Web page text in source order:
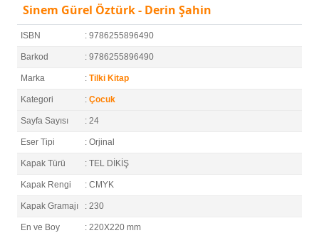
Sinem Gürel Öztürk - Derin Şahin
ISBN : 9786255896490
Barkod : 9786255896490
Marka : Tilki Kitap
Kategori : Çocuk
Sayfa Sayısı : 24
Eser Tipi : Orjinal
Kapak Türü : TEL DİKİŞ
Kapak Rengi : CMYK
Kapak Gramajı : 230
En ve Boy : 220X220 mm